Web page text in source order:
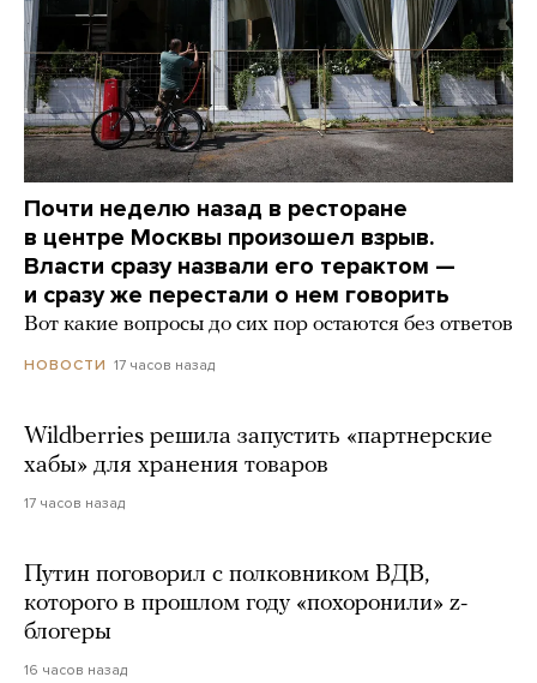
Почти неделю назад в ресторане
в центре Москвы произошел взрыв.
Власти сразу назвали его терактом —
и сразу же перестали о нем говорить
Вот какие вопросы до сих пор остаются без ответов
НОВОСТИ 17 часов назад
Wildberries решила запустить «партнерские
хабы» для хранения товаров
17 часов назад
Путин поговорил с полковником ВДВ,
которого в прошлом году «похоронили» z-
блогеры
16 часов назад